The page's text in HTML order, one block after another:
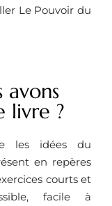
Le Pouvoir du
avons
livre ?
les idées du
en repères
courts et
facile à